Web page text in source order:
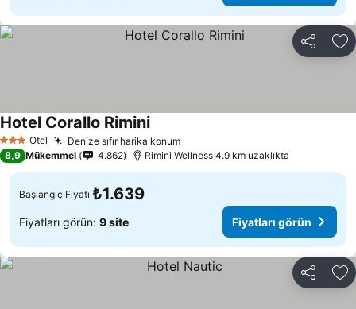
Paylaş
3 YıldızOtel Denize sıfır harika konum
Hotel Corallo Rimini
8,9 Mükemmel 4.862 Rimini Wellness 4.9 km uzaklıkta
Başlangıç Fiyatı ₺1.639
Fiyatları görün: 9 site Fiyatları görün
Paylaş